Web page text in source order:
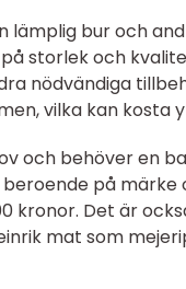
lämplig bur och
storlek och
nödvändiga
vilka kan kosta
och behöver en
på märke
kronor. Det är
mat som